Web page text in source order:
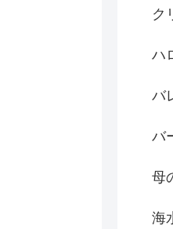
ク
ハ
バ
バ
母
海